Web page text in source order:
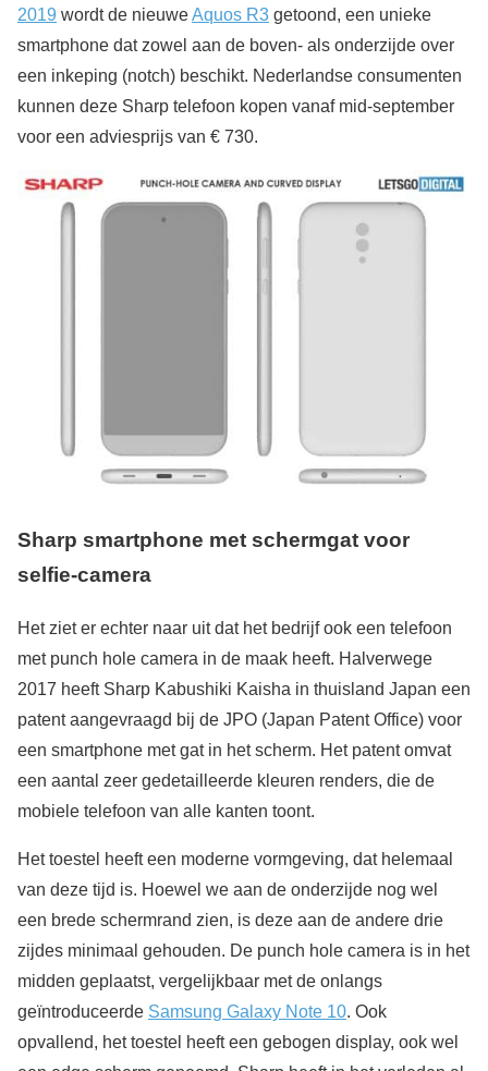
2019 wordt de nieuweAquos R3 getoond, een unieke
smartphone dat zowel aan de boven- als onderzijde over
een inkeping (notch) beschikt. Nederlandse consumenten
kunnen deze Sharp telefoon kopen vanaf mid-september
voor een adviesprijs van € 730.
Sharp smartphone met schermgat voor
selfie-camera
Het ziet er echter naar uit dat het bedrijf ook een telefoon
met punch hole camera in de maak heeft. Halverwege
2017 heeft Sharp Kabushiki Kaisha in thuisland Japan een
patent aangevraagd bij de JPO (Japan Patent Office) voor
een smartphone met gat in het scherm. Het patent omvat
een aantal zeer gedetailleerde kleuren renders, die de
mobiele telefoon van alle kanten toont.
Het toestel heeft een moderne vormgeving, dat helemaal
van deze tijd is. Hoewel we aan de onderzijde nog wel
een brede schermrand zien, is deze aan de andere drie
zijdes minimaal gehouden. De punch hole camera is in het
midden geplaatst, vergelijkbaar met de onlangs
geïntroduceerde Samsung Galaxy Note 10. Ook
opvallend, het toestel heeft een gebogen display, ook wel